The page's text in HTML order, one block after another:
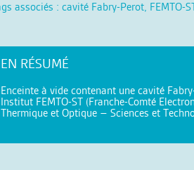
associés : cavité Fabry-Perot, FEMTO-
EN RÉSUMÉ
Enceinte à vide contenant une cavité
Institut FEMTO-ST (Franche-Comté
Thermique et Optique – Sciences et